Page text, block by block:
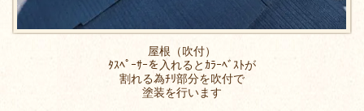
屋根（吹付）
ﾀｽﾍﾟｰｻｰを入れるとｶﾗｰﾍﾞｽﾄが
割れる為ﾁﾘ部分を吹付で
塗装を行います